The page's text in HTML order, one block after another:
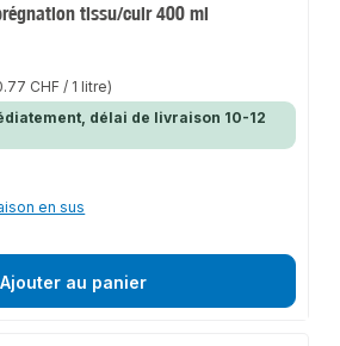
tissu/cuir 400 ml
CHF / 1 litre)
délai de livraison 10-12
en sus
Ajouter au panier